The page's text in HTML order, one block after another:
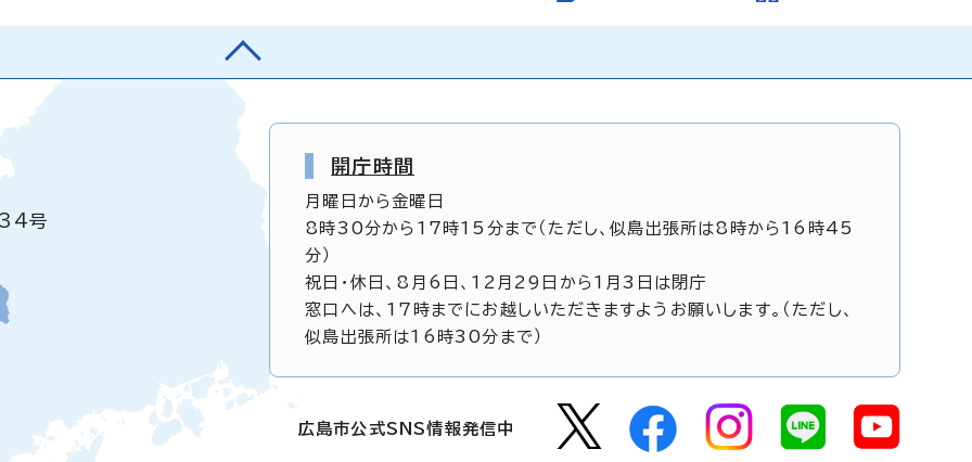
号
開庁時間
月曜日から金曜日
8時30分から17時15分まで（ただし、似島出張所は8時から16時45
分）
祝日・休日、8月6日、12月29日から1月3日は閉庁
窓口へは、17時までにお越しいただきますようお願いします。（ただし、
似島出張所は16時30分まで）
広島市公式SNS情報発信中